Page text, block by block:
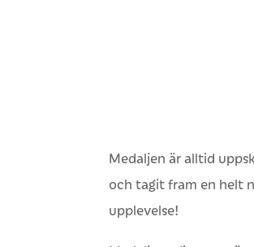
Medaljen är alltid
och tagit fram en helt
upplevelse!